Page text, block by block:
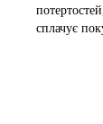
сплачує